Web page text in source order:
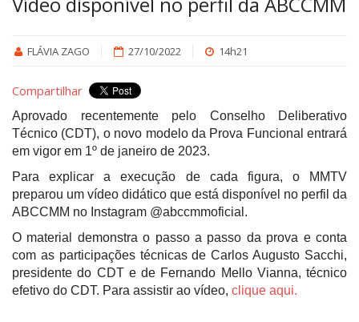
FLÁVIA ZAGO 27/10/2022 14h21
Compartilhar
Aprovado recentemente pelo Conselho Deliberativo
Técnico (CDT), o novo modelo da Prova Funcional entrará
em vigor em 1º de janeiro de 2023.
Para explicar a execução de cada figura, o MMTV
preparou um vídeo didático que está disponível no perfil da
ABCCMM no Instagram @abccmmoficial.
O material demonstra o passo a passo da prova e conta
com as participações técnicas de Carlos Augusto Sacchi,
presidente do CDT e de Fernando Mello Vianna, técnico
efetivo do CDT. Para assistir ao vídeo, clique aqui.